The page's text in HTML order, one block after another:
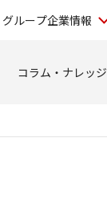
グループ企業情報
コラム・ナレッジ